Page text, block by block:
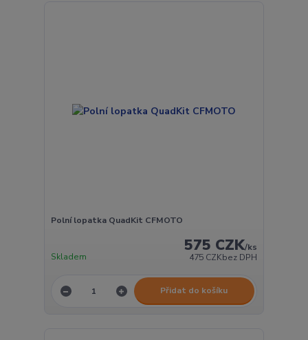
Polní lopatka QuadKit CFMOTO
575 CZK/ks
475 CZKbez DPH
Skladem
Přidat do košíku